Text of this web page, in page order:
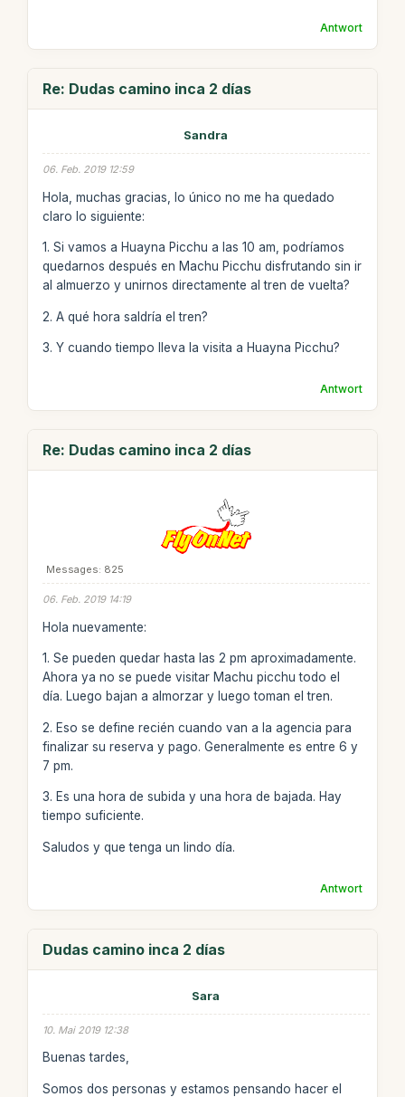
Antwort
Re: Dudas camino inca 2 días
Sandra
06. Feb. 2019 12:59
Hola, muchas gracias, lo único no me ha quedado
claro lo siguiente:
1. Si vamos a Huayna Picchu a las 10 am, podríamos
quedarnos después en Machu Picchu disfrutando sin ir
al almuerzo y unirnos directamente al tren de vuelta?
2. A qué hora saldría el tren?
3. Y cuando tiempo lleva la visita a Huayna Picchu?
Antwort
Re: Dudas camino inca 2 días
Messages: 825
06. Feb. 2019 14:19
Hola nuevamente:
1. Se pueden quedar hasta las 2 pm aproximadamente.
Ahora ya no se puede visitar Machu picchu todo el
día. Luego bajan a almorzar y luego toman el tren.
2. Eso se define recién cuando van a la agencia para
finalizar su reserva y pago. Generalmente es entre 6 y
7 pm.
3. Es una hora de subida y una hora de bajada. Hay
tiempo suficiente.
Saludos y que tenga un lindo día.
Antwort
Dudas camino inca 2 días
Sara
10. Mai 2019 12:38
Buenas tardes,
Somos dos personas y estamos pensando hacer el